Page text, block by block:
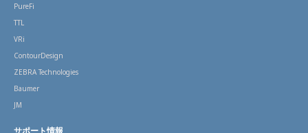
PureFi
TTL
VRi
ContourDesign
ZEBRA Technologies
Baumer
JM
サポート情報